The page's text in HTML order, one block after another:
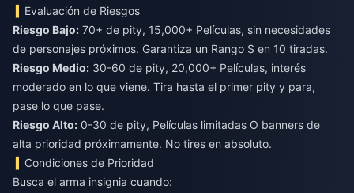
Evaluación de Riesgos
Riesgo Bajo: 70+ de pity, 15,000+ Películas, sin necesidades
de personajes próximos. Garantiza un Rango S en 10 tiradas.
Riesgo Medio: 30-60 de pity, 20,000+ Películas, interés
moderado en lo que viene. Tira hasta el primer pity y para,
pase lo que pase.
Riesgo Alto: 0-30 de pity, Películas limitadas O banners de
alta prioridad próximamente. No tires en absoluto.
Condiciones de Prioridad
Busca el arma insignia cuando: